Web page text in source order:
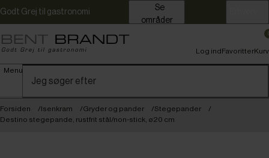
Godt Grej til gastronomi
områder
Menu
Log indFavoritterKurv
Forsiden Isenkram Gryder og pander
Stegepander
Destino stegepande, rustfrit stål/non-stick, ø20 cm